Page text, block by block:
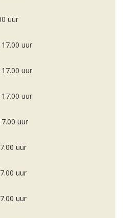
uur
uur
uur
uur
uur
uur
uur
uur